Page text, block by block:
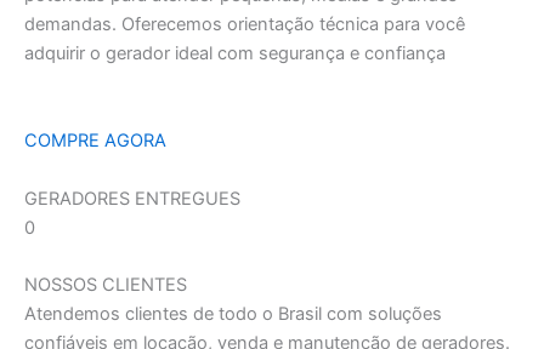
demandas. Oferecemos orientação técnica para você
adquirir o gerador ideal com segurança e confiança
COMPRE AGORA
GERADORES ENTREGUES
0
NOSSOS CLIENTES
Atendemos clientes de todo o Brasil com soluções
confiáveis em locação, venda e manutenção de geradores.